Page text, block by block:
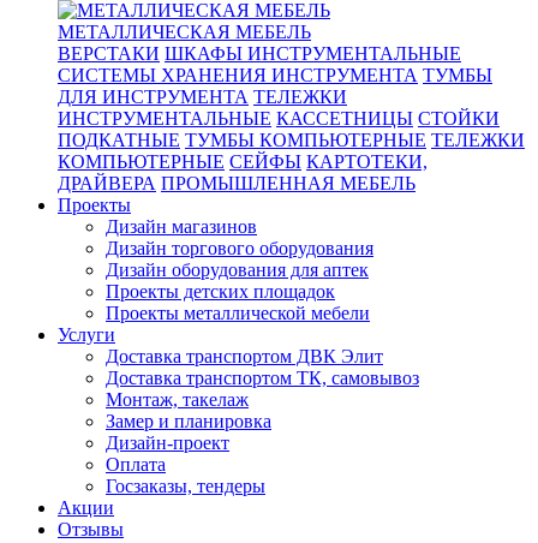
МЕТАЛЛИЧЕСКАЯ МЕБЕЛЬ
ВЕРСТАКИ ШКАФЫ ИНСТРУМЕНТАЛЬНЫЕ
СИСТЕМЫ ХРАНЕНИЯ ИНСТРУМЕНТА ТУМБЫ
ДЛЯ ИНСТРУМЕНТА ТЕЛЕЖКИ
ИНСТРУМЕНТАЛЬНЫЕ КАССЕТНИЦЫ СТОЙКИ
ПОДКАТНЫЕ ТУМБЫ КОМПЬЮТЕРНЫЕ ТЕЛЕЖКИ
КОМПЬЮТЕРНЫЕ СЕЙФЫ КАРТОТЕКИ,
ДРАЙВЕРА ПРОМЫШЛЕННАЯ МЕБЕЛЬ
Проекты
Дизайн магазинов
Дизайн торгового оборудования
Дизайн оборудования для аптек
Проекты детских площадок
Проекты металлической мебели
Услуги
Доставка транспортом ДВК Элит
Доставка транспортом ТК, самовывоз
Монтаж, такелаж
Замер и планировка
Дизайн-проект
Оплата
Госзаказы, тендеры
Акции
Отзывы